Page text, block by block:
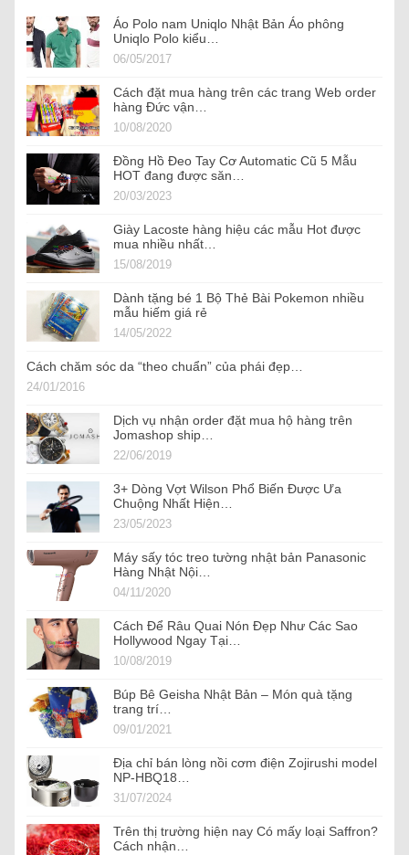
Áo Polo nam Uniqlo Nhật Bản Áo phông
Uniqlo Polo kiểu…
06/05/2017
Cách đặt mua hàng trên các trang Web order
hàng Đức vận…
10/08/2020
Đồng Hồ Đeo Tay Cơ Automatic Cũ 5 Mẫu
HOT đang được săn…
20/03/2023
Giày Lacoste hàng hiệu các mẫu Hot được
mua nhiều nhất…
15/08/2019
Dành tặng bé 1 Bộ Thẻ Bài Pokemon nhiều
mẫu hiếm giá rẻ
14/05/2022
Cách chăm sóc da “theo chuẩn” của phái đẹp…
24/01/2016
Dịch vụ nhận order đặt mua hộ hàng trên
Jomashop ship…
22/06/2019
3+ Dòng Vợt Wilson Phổ Biến Được Ưa
Chuộng Nhất Hiện…
23/05/2023
Máy sấy tóc treo tường nhật bản Panasonic
Hàng Nhật Nội…
04/11/2020
Cách Để Râu Quai Nón Đẹp Như Các Sao
Hollywood Ngay Tại…
10/08/2019
Búp Bê Geisha Nhật Bản – Món quà tặng
trang trí…
09/01/2021
Địa chỉ bán lòng nồi cơm điện Zojirushi model
NP-HBQ18…
31/07/2024
Trên thị trường hiện nay Có mấy loại Saffron?
Cách nhận…